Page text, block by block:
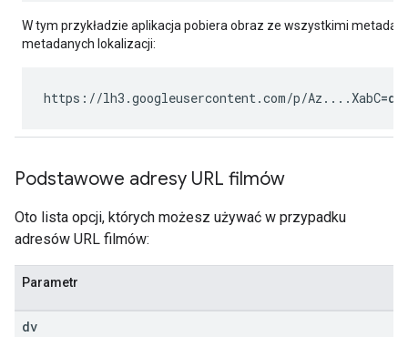
W tym przykładzie aplikacja pobiera obraz ze wszystkimi
metadanych lokalizacji:
https://lh3.googleusercontent.com/p/Az....XabC=d
Podstawowe adresy URL filmów
Oto lista opcji, których możesz używać w przypadku
adresów URL filmów:
Parametr
dv